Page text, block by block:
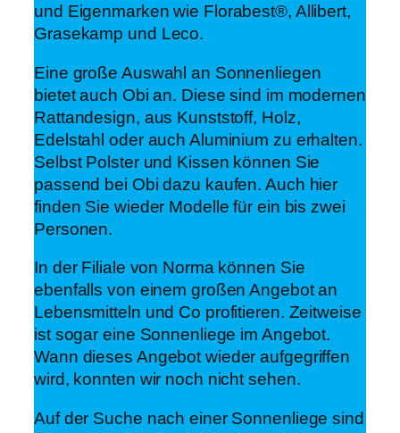
und Eigenmarken wie Florabest®, Allibert,
Grasekamp und Leco.
Eine große Auswahl an Sonnenliegen
bietet auch Obi an. Diese sind im modernen
Rattandesign, aus Kunststoff, Holz,
Edelstahl oder auch Aluminium zu erhalten.
Selbst Polster und Kissen können Sie
passend bei Obi dazu kaufen. Auch hier
finden Sie wieder Modelle für ein bis zwei
Personen.
In der Filiale von Norma können Sie
ebenfalls von einem großen Angebot an
Lebensmitteln und Co profitieren. Zeitweise
ist sogar eine Sonnenliege im Angebot.
Wann dieses Angebot wieder aufgegriffen
wird, konnten wir noch nicht sehen.
Auf der Suche nach einer Sonnenliege sind